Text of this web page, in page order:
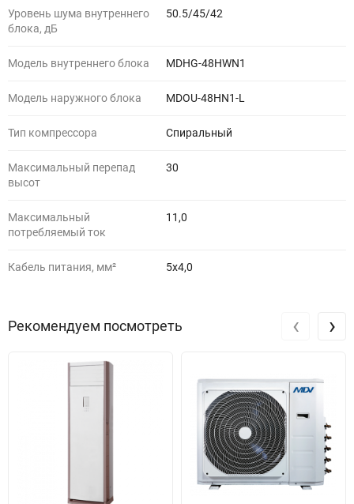
Уровень шума внутреннего
блока, дБ
50.5/45/42
Модель внутреннего блока MDHG-48HWN1
Модель наружного блока MDOU-48HN1-L
Тип компрессора Спиральный
Максимальный перепад
высот
30
Максимальный
потребляемый ток
11,0
Кабель питания, мм² 5х4,0
Рекомендуем посмотреть ‹ ›